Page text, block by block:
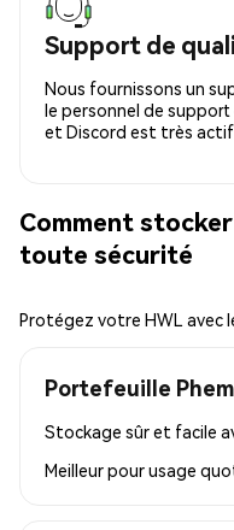
Support de
Nous fournissons un
le personnel de support
et Discord est très
Comment
toute sécurité
Protégez votre HWL avec
Portefeuille
Stockage sûr et facile
Meilleur pourusage